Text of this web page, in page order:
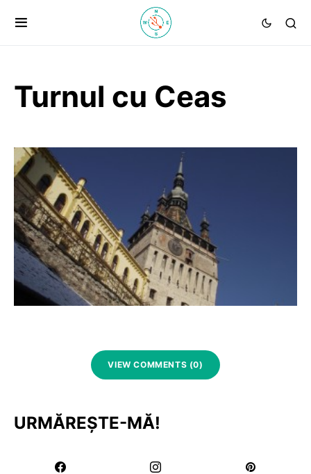
Turnul cu Ceas
VIEW COMMENTS (0)
URMĂREȘTE-MĂ!